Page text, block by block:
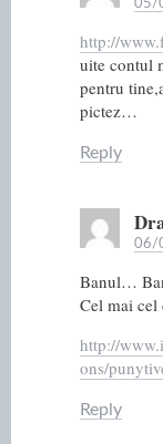
05/
http://
uite contul
pentru
pictez…
Reply
06/
Banul…
Cel mai
http://
ons/
Reply